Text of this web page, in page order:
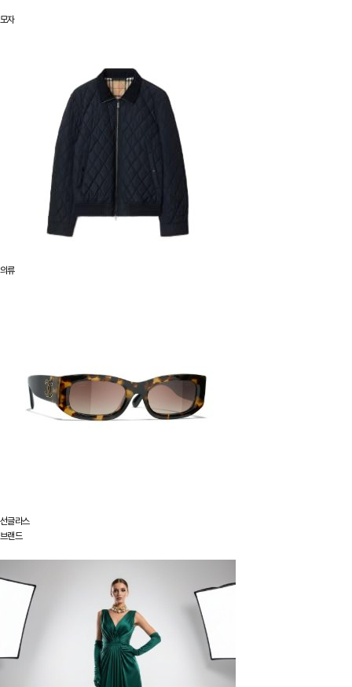
모자
의류
선글라스
브랜드